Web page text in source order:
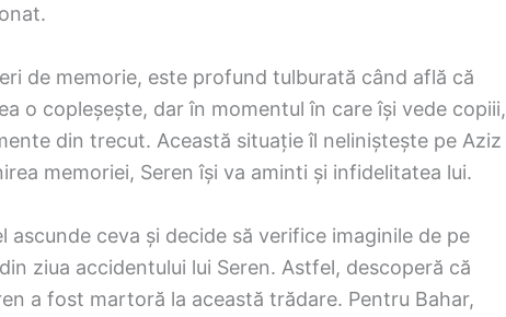
de memorie, este profund tulburată când află că
o copleșește, dar în momentul în care își vede copiii,
din trecut. Această situație îl neliniștește pe Aziz
memoriei, Seren își va aminti și infidelitatea lui.
ascunde ceva și decide să verifice imaginile de pe
ziua accidentului lui Seren. Astfel, descoperă că
a fost martoră la această trădare. Pentru Bahar,